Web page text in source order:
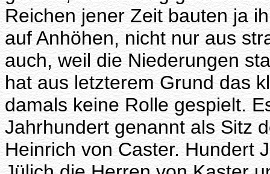
Reichen jener Zeit bauten ja
auf Anhöhen, nicht nur aus
auch, weil die Niederungen
hat aus letzterem Grund das
damals keine Rolle gespielt.
Jahrhundert genannt als Sitz
Heinrich von Caster. Hundert